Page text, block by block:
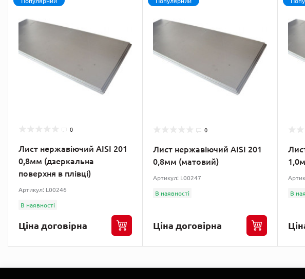
0
Лист нержавіючий AISI 201
0,8мм (дзеркальна
поверхня в плівці)
Артикул: L00246
В наявності
Ціна договірна
0
Лист нержавіючий AISI 201
0,8мм (матовий)
Артикул: L00247
В наявності
Ціна договірна
В